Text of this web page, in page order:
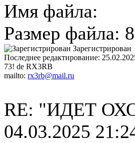
Имя файла:
Размер файла:
Зарегистрирован
Последнее редактирование:
73! de RX3RB
mailto: rx3rb@mail.ru
RE: "ИДЕТ
04.03.2025